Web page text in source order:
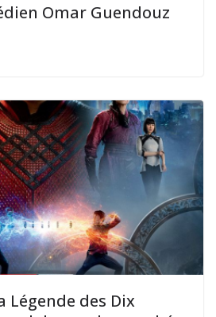
Omar Guendouz
Légende des Dix